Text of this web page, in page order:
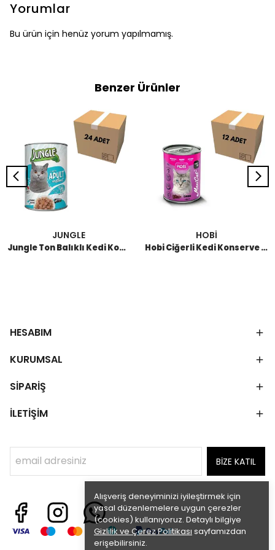
Alışveriş deneyiminizi iyileştirmek için
yasal düzenlemelere uygun çerezler
(cookies) kullanıyoruz. Detaylı bilgiye
Gizlilik ve Çerez Politikası sayfamızdan
erişebilirsiniz.
Yorumlar
Bu ürün için henüz yorum yapılmamış.
Benzer Ürünler
JUNGLE
Jungle Ton Balıklı Kedi Konserve 415 GR
HOBİ
Hobi Ciğerli Kedi Konserve 400 GR (12 Adet)
HESABIM
KURUMSAL
SİPARİŞ
İLETİŞİM
BİZE KATIL